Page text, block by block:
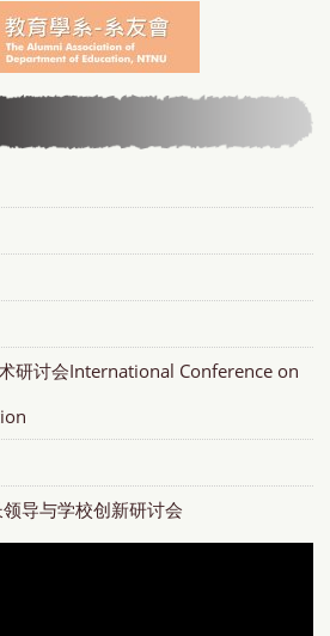
研讨会International Conference on
导与学校创新研讨会